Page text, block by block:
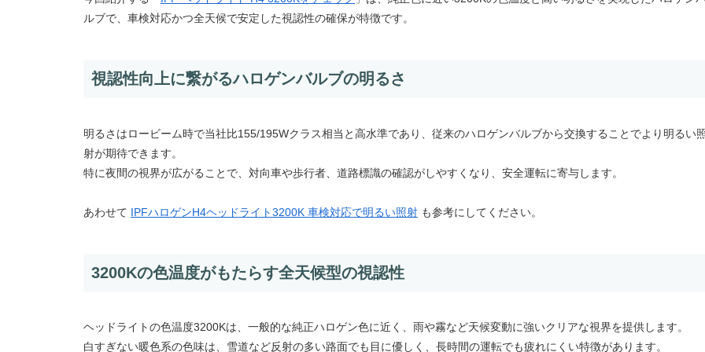
ルブで、車検対応かつ全天候で安定した視認性の確保が特徴です。
視認性向上に繋がるハロゲンバルブの明るさ
明るさはロービーム時で当社比155/195Wクラス相当と高水準であり、従来のハロゲンバルブから交換することでより明るい
射が期待できます。
特に夜間の視界が広がることで、対向車や歩行者、道路標識の確認がしやすくなり、安全運転に寄与します。
あわせて IPFハロゲンH4ヘッドライト3200K 車検対応で明るい照射 も参考にしてください。
3200Kの色温度がもたらす全天候型の視認性
ヘッドライトの色温度3200Kは、一般的な純正ハロゲン色に近く、雨や霧など天候変動に強いクリアな視界を提供します。
白すぎない暖色系の色味は、雪道など反射の多い路面でも目に優しく、長時間の運転でも疲れにくい特徴があります。